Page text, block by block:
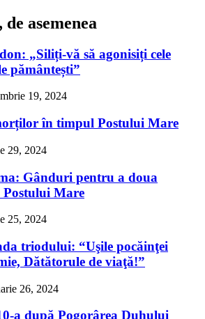
asemenea
„Siliți-vă să agonisiți cele
pământești”
19, 2024
în timpul Postului Mare
29, 2024
Gânduri pentru a doua
Postului Mare
25, 2024
triodului: “Uşile pocăinţei
Dătătorule de viaţă!”
26, 2024
a după Pogorârea Duhului